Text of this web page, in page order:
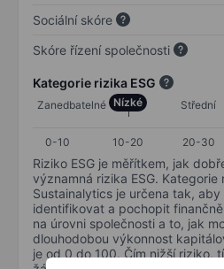
Sociální skóre
Skóre řízení společnosti
Kategorie rizika ESG
Zanedbatelné Nízké Střední
0-10
10-20 20-30
Riziko ESG je měřítkem, jak
významná rizika ESG. Kategorie
Sustainalytics je určena tak,
identifikovat a pochopit
na úrovni společnosti a to, jak
dlouhodobou výkonnost
je od 0 do 100. Čím nižší riziko,